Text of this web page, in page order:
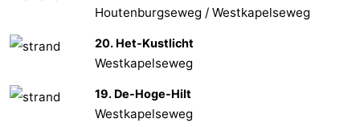
Houtenburgseweg / Westkapelseweg
20. Het-Kustlicht
Westkapelseweg
19. De-Hoge-Hilt
Westkapelseweg